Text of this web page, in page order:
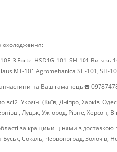
охолодження:
3 Forte HSD1G-101, SH-101 Витязь
MT-101 Agromehanica SH-101, SH-
на Ваш гаманець ☎️
Україні (Київ, Дніпро, Харків,
Луцьк, Ужгород, Рівне, Херсон,
за кращими цінами з доставкою
Сокаль, Червоноград, Золочів,